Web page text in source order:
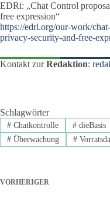
EDRi: „Chat Control
free expression“
https://edri.org/our-work/
privacy-security-and-free-
Kontakt zurRedaktion:
Schlagwörter
#Chatkontrolle #dieBasis
#Überwachung #
VORHERIGER